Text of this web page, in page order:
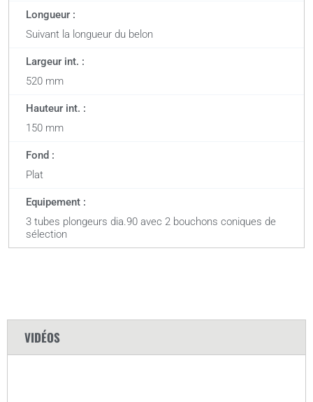
Longueur :
Suivant la longueur du belon
Largeur int. :
520 mm
Hauteur int. :
150 mm
Fond :
Plat
Equipement :
3 tubes plongeurs dia.90 avec 2 bouchons coniques de
sélection
VIDÉOS